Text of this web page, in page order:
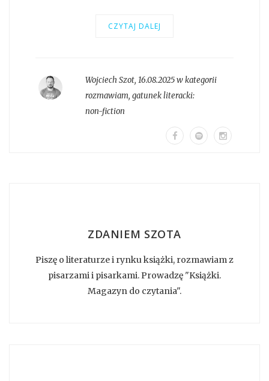
CZYTAJ DALEJ
Wojciech Szot, 16.08.2025 w kategorii
rozmawiam, gatunek literacki:
non-fiction
ZDANIEM SZOTA
Piszę o literaturze i rynku książki, rozmawiam z
pisarzami i pisarkami. Prowadzę "Książki.
Magazyn do czytania".